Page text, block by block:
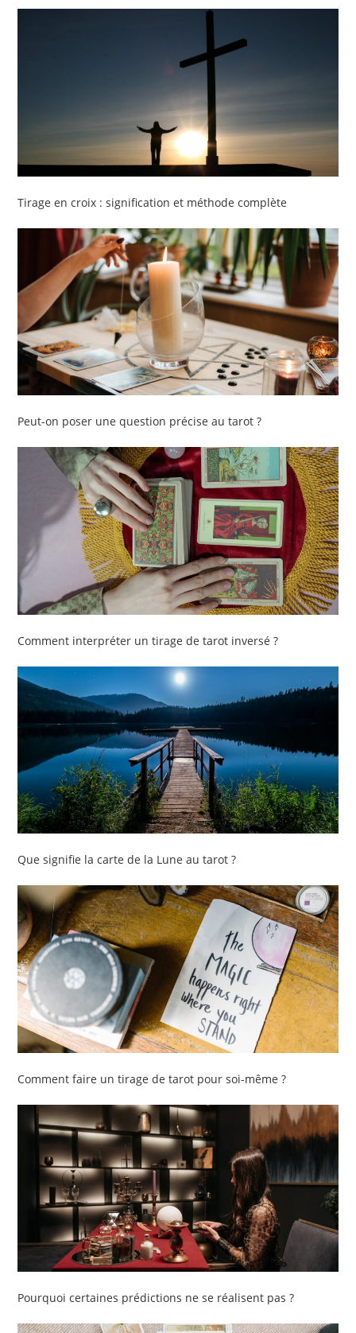
Tirage en croix : signification et méthode complète
Peut-on poser une question précise au tarot ?
Comment interpréter un tirage de tarot inversé ?
Que signifie la carte de la Lune au tarot ?
Comment faire un tirage de tarot pour soi-même ?
Pourquoi certaines prédictions ne se réalisent pas ?